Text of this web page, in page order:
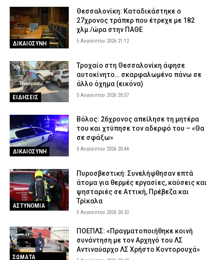
ΔΙΚΑΙΟΣΥΝΗ
Θεσσαλονίκη: Καταδικάστηκε ο
27χρονος τράπερ που έτρεχε με 182
χλμ./ώρα στην ΠΑΘΕ
5 Αυγούστου 2026 21:12
ΕΙΔΗΣΕΙΣ
Τροχαίο στη Θεσσαλονίκη άφησε
αυτοκίνητο… σκαρφαλωμένο πάνω σε
άλλο όχημα (εικόνα)
5 Αυγούστου 2026 20:57
ΔΙΚΑΙΟΣΥΝΗ
Βόλος: 26χρονος απείλησε τη μητέρα
του και χτύπησε τον αδερφό του – «Θα
σε σφάξω»
5 Αυγούστου 2026 20:44
ΑΣΤΥΝΟΜΙΑ
Πυροσβεστική: Συνελήφθησαν επτά
άτομα για θερμές εργασίες, καύσεις και
ψησταριές σε Αττική, Πρέβεζα και
Τρίκαλα
5 Αυγούστου 2026 20:32
ΣΩΜΑΤΑ
ΠΟΕΠΛΣ: «Πραγματοποιήθηκε κοινή
συνάντηση με τον Αρχηγό του ΛΣ
Αντιναύαρχο ΛΣ Χρήστο Κοντορουχά»